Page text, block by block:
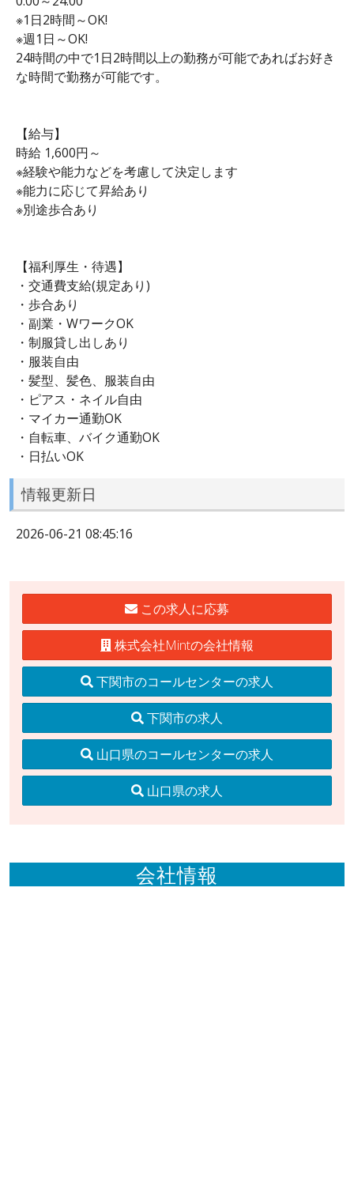
※1日2時間～OK!
※週1日～OK!
24時間の中で1日2時間以上の勤務が可能であればお好き
な時間で勤務が可能です。
【給与】
時給 1,600円～
※経験や能力などを考慮して決定します
※能力に応じて昇給あり
※別途歩合あり
【福利厚生・待遇】
・交通費支給(規定あり)
・歩合あり
・副業・WワークOK
・制服貸し出しあり
・服装自由
・髪型、髪色、服装自由
・ピアス・ネイル自由
・マイカー通勤OK
・自転車、バイク通勤OK
・日払いOK
情報更新日
2026-06-21 08:45:16
この求人に応募
株式会社Mintの会社情報
下関市のコールセンターの求人
下関市の求人
山口県のコールセンターの求人
山口県の求人
会社情報